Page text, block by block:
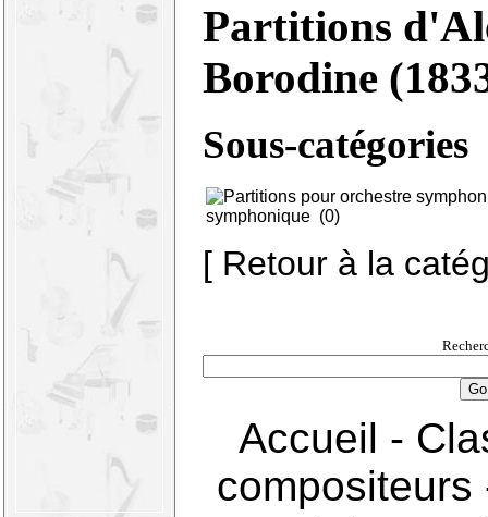
Partitions
Borodine
Sous-catégories
symphonique (0)
[ Retour à la
Accueil -
compositeurs